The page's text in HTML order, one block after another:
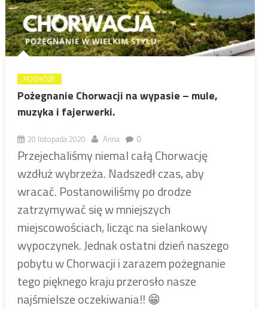
PODRÓŻE
Pożegnanie Chorwacji na wypasie – mule,
muzyka i fajerwerki.
20 listopada 2020 Anna 0
Przejechaliśmy niemal całą Chorwację
wzdłuż wybrzeża. Nadszedł czas, aby
wracać. Postanowiliśmy po drodze
zatrzymywać się w mniejszych
miejscowościach, licząc na sielankowy
wypoczynek. Jednak ostatni dzień naszego
pobytu w Chorwacji i zarazem pożegnanie
tego pięknego kraju przerosło nasze
najśmielsze oczekiwania!! 😁